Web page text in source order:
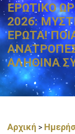
ΕΡΩΤΙΚΟ
2026:
ΕΡΩΤΑ!
ΑΛΗΘΙΝΑ
Αρχική >